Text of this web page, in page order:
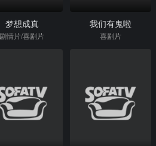
梦想成真
剧情片/喜剧片
我们有鬼啦
喜剧片